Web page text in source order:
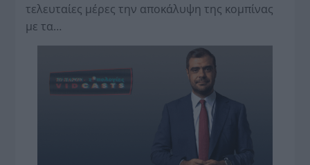
τελευταίες μέρες την αποκάλυψη της κο­μπίνας
με τα…